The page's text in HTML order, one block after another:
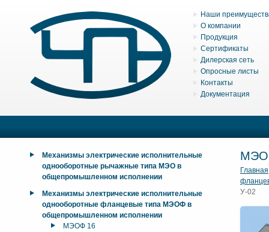
Наши
О компании
Продукция
Сертификаты
Дилерская сеть
Опросные листы
Контакты
Документация
Механизмы электрические исполнительные
однооборотные рычажные типа МЭО в
общепромышленном исполнении
Механизмы электрические исполнительные
однооборотные фланцевые типа МЭОФ в
общепромышленном исполнении
МЭОФ 16
Главная
У-02